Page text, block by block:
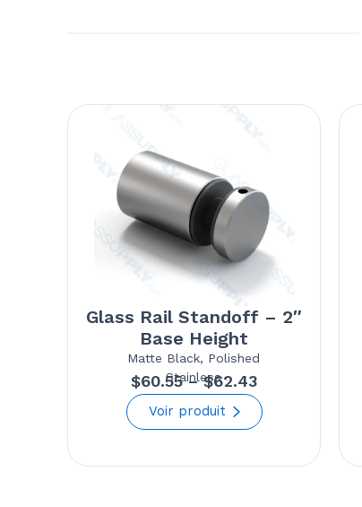
Glass Rail Standoff – 2″
Base Height
Matte Black, Polished
Stainless
$60.55 – $62.43Price
range:
$60.55
through
Voir produit